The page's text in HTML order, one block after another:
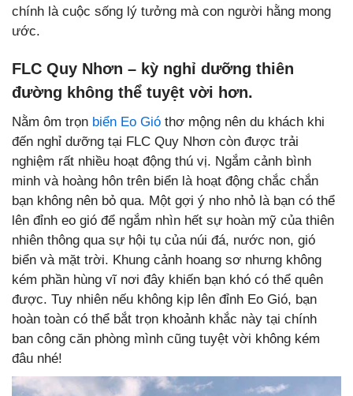
chính là cuộc sống lý tưởng mà con người hằng mong
ước.
FLC Quy Nhơn – kỳ nghỉ dưỡng thiên
đường không thể tuyệt vời hơn.
Nằm ôm trọn biển Eo Gió thơ mộng nên du khách khi
đến nghỉ dưỡng tại FLC Quy Nhơn còn được trải
nghiệm rất nhiều hoạt động thú vị. Ngắm cảnh bình
minh và hoàng hôn trên biển là hoạt động chắc chắn
bạn không nên bỏ qua. Một gợi ý nho nhỏ là bạn có thể
lên đỉnh eo gió để ngắm nhìn hết sự hoàn mỹ của thiên
nhiên thông qua sự hội tụ của núi đá, nước non, gió
biển và mặt trời. Khung cảnh hoang sơ nhưng không
kém phần hùng vĩ nơi đây khiến bạn khó có thể quên
được. Tuy nhiên nếu không kịp lên đỉnh Eo Gió, bạn
hoàn toàn có thể bắt trọn khoảnh khắc này tại chính
ban công căn phòng mình cũng tuyệt vời không kém
đâu nhé!